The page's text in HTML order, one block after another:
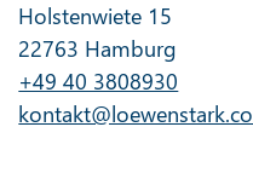
Holstenwiete 15
22763 Hamburg
+49 40 3808930